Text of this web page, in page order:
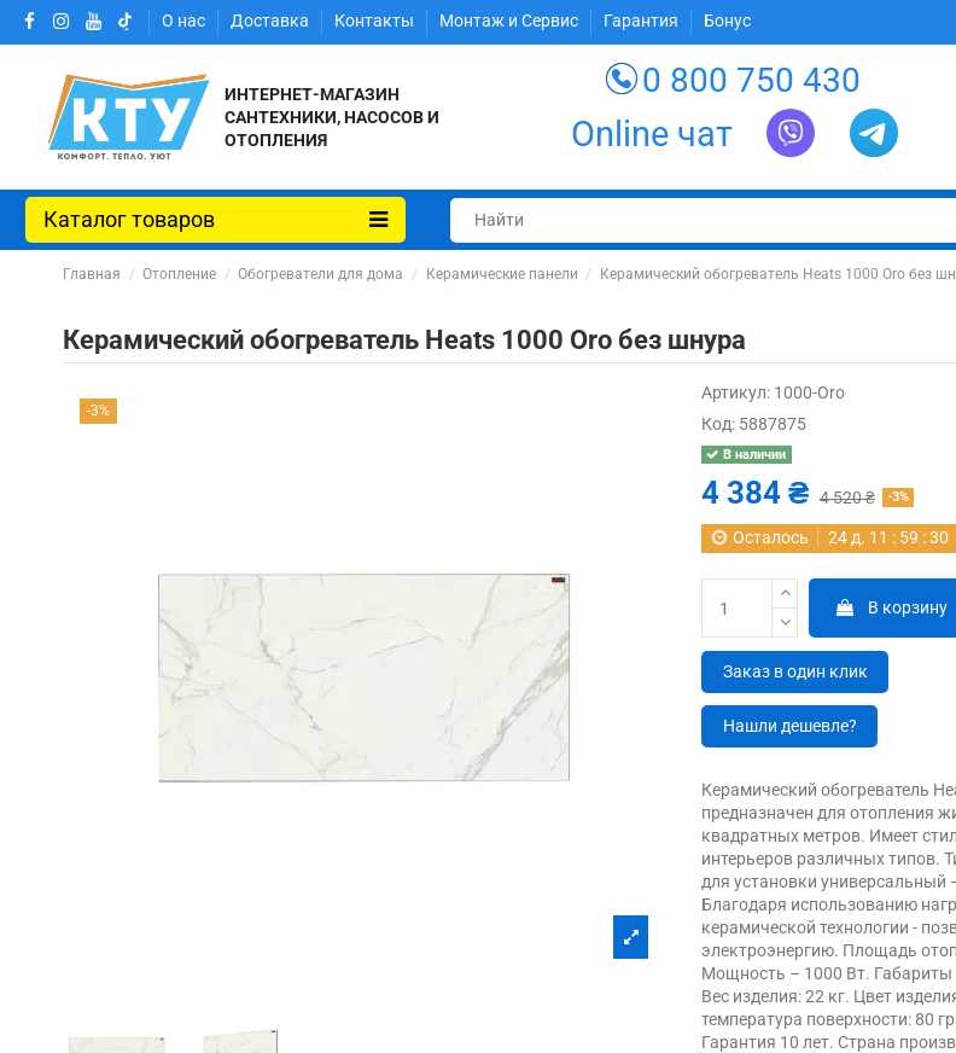
О нас Доставка Контакты Монтаж и Сервис Гарантия Бонус
ИНТЕРНЕТ-МАГАЗИН
САНТЕХНИКИ, НАСОСОВ И
ОТОПЛЕНИЯ
0 800 750 430
Online чат
Каталог товаров
Главная Отопление Обогреватели для дома Керамические панели Керамический обогреватель Heats 1000 Oro без
Керамический обогреватель Heats 1000 Oro без шнура
-3%
Артикул: 1000-Oro
Код: 5887875
В наличии
4 384 ₴ 4 520 ₴ -3%
Осталось 24д. 11 : 59 :29
В корзину
Заказ в один клик
Нашли дешевле?
Керамический обогреватель
предназначен для отопления
квадратных метров. Имеет
интерьеров различных типов.
для установки универсальный
Благодаря использованию
керамической технологии -
электроэнергию. Площадь
Мощность – 1000 Вт.
Вес изделия: 22 кг. Цвет
температура поверхности: 80
Гарантия 10 лет. Страна